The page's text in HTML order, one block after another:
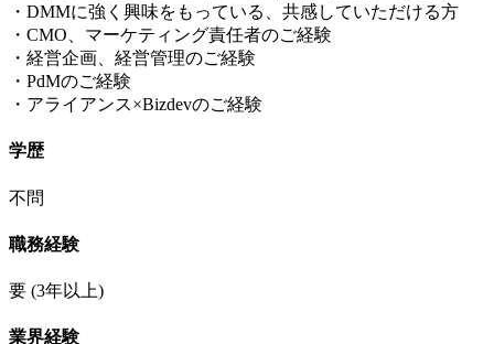
・DMMに強く興味をもっている、共感していただける方
・CMO、マーケティング責任者のご経験
・経営企画、経営管理のご経験
・PdMのご経験
・アライアンス×Bizdevのご経験
学歴
不問
職務経験
要 (3年以上)
業界経験